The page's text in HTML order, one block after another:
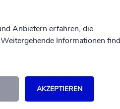
Anbietern erfahren, die
Informationen
AKZEPTIEREN